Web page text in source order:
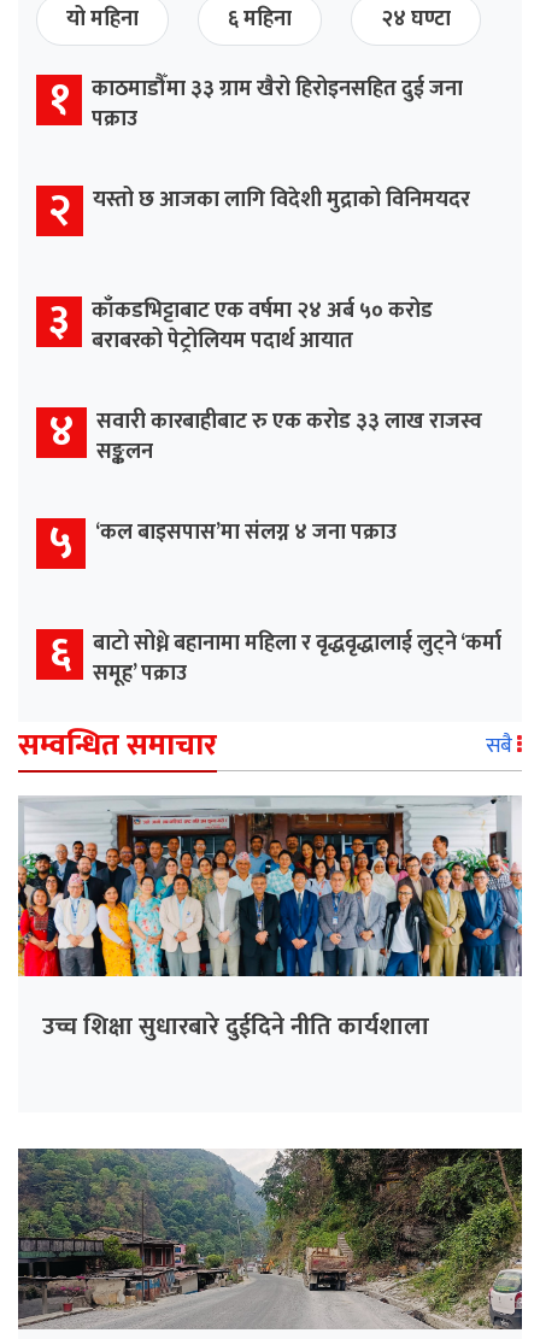
यो महिना
६ महिना २४ घण्टा
१
काठमाडौँमा ३३ ग्राम खैरो हिरोइनसहित दुई जना
पक्राउ
२ यस्तो छ आजका लागि विदेशी मुद्राको विनिमयदर
३
काँकडभिट्टाबाट एक वर्षमा २४ अर्ब ५० करोड
बराबरको पेट्रोलियम पदार्थ आयात
४
सवारी कारबाहीबाट रु एक करोड ३३ लाख राजस्व
सङ्कलन
५ ‘कल बाइसपास’मा संलग्न ४ जना पक्राउ
६ बाटो सोध्ने बहानामा महिला र वृद्धवृद्धालाई लुट्ने ‘कर्मा
समूह’ पक्राउ
सम्वन्धित समाचार सबै
उच्च शिक्षा सुधारबारे दुईदिने नीति कार्यशाला